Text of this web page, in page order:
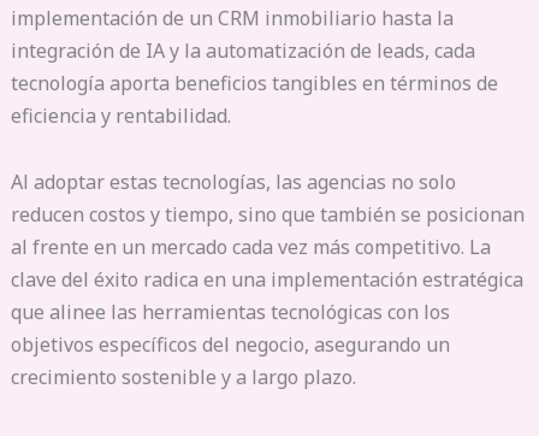
implementación de un CRM inmobiliario hasta la
integración de IA y la automatización de leads, cada
tecnología aporta beneficios tangibles en términos de
eficiencia y rentabilidad.
Al adoptar estas tecnologías, las agencias no solo
reducen costos y tiempo, sino que también se posicionan
al frente en un mercado cada vez más competitivo. La
clave del éxito radica en una implementación estratégica
que alinee las herramientas tecnológicas con los
objetivos específicos del negocio, asegurando un
crecimiento sostenible y a largo plazo.